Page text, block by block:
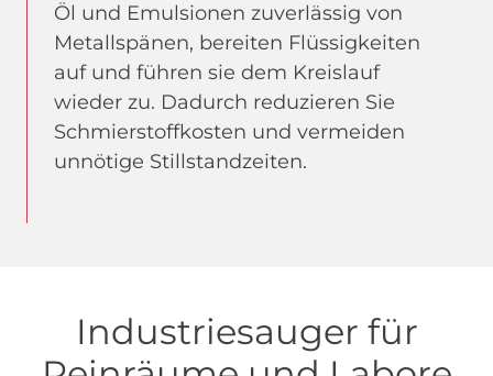
Öl und Emulsionen zuverlässig von
Metallspänen, bereiten Flüssigkeiten
auf und führen sie dem Kreislauf
wieder zu. Dadurch reduzieren Sie
Schmierstoffkosten und vermeiden
unnötige Stillstandzeiten.
Industriesauger für